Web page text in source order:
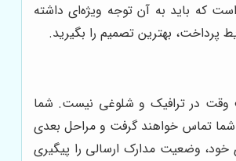
که باید به آن توجه ویژه‌ای داشته
پرداخت، بهترین تصمیم را بگیرید.
وقت در ترافیک و شلوغی نیست. شما
تماس خواهند گرفت و مراحل بعدی
خود، وضعیت مدارک ارسالی را پیگیری